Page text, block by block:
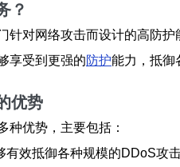
？
针对网络攻击而设计的高防
享受到更强的防护能力，抵御
优势
种优势，主要包括：
有效抵御各种规模的DDoS攻